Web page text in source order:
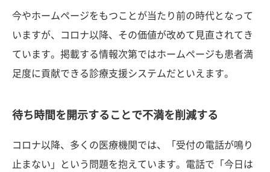
今やホームページをもつことが当たり前の時代となって
いますが、コロナ以降、その価値が改めて見直されてき
ています。掲載する情報次第ではホームページも患者満
足度に貢献できる診療支援システムだといえます。
待ち時間を開示することで不満を削減する
コロナ以降、多くの医療機関では、「受付の電話が鳴り
止まない」という問題を抱えています。電話で「今日は